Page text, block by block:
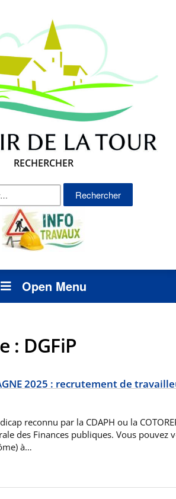
RECHERCHER
Rechercher :
Open Menu
: DGFiP
2025 : recrutement de
reconnu par la CDAPH ou la
des Finances publiques. Vous pouvez
à…